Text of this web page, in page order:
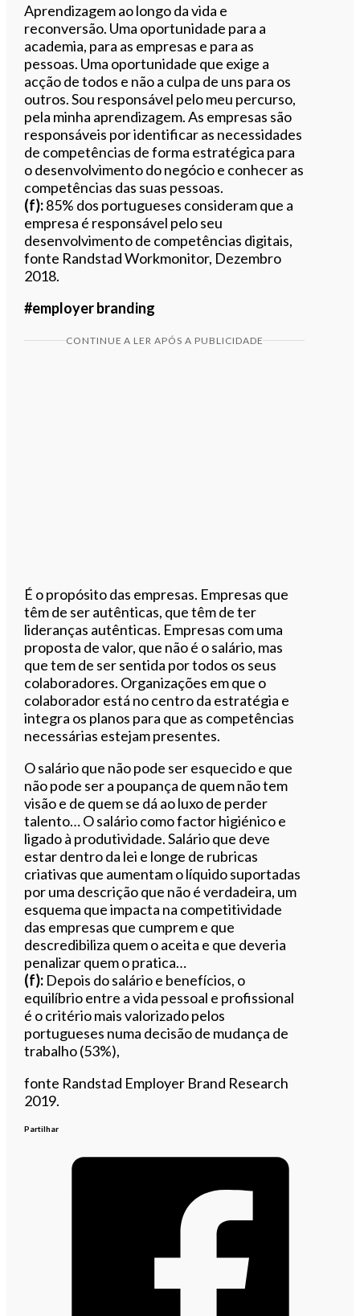
Aprendizagem ao longo da vida e
reconversão. Uma oportunidade para a
academia, para as empresas e para as
pessoas. Uma oportunidade que exige a
acção de todos e não a culpa de uns para os
outros. Sou responsável pelo meu percurso,
pela minha aprendizagem. As empresas são
responsáveis por identificar as necessidades
de competências de forma estratégica para
o desenvolvimento do negócio e conhecer as
competências das suas pessoas.
(f):85% dos portugueses consideram que a
empresa é responsável pelo seu
desenvolvimento de competências digitais,
fonte Randstad Workmonitor, Dezembro
2018.
#employer branding
CONTINUE A LER APÓS A PUBLICIDADE
É o propósito das empresas. Empresas que
têm de ser autênticas, que têm de ter
lideranças autênticas. Empresas com uma
proposta de valor, que não é o salário, mas
que tem de ser sentida por todos os seus
colaboradores. Organizações em que o
colaborador está no centro da estratégia e
integra os planos para que as competências
necessárias estejam presentes.
O salário que não pode ser esquecido e que
não pode ser a poupança de quem não tem
visão e de quem se dá ao luxo de perder
talento… O salário como factor higiénico e
ligado à produtividade. Salário que deve
estar dentro da lei e longe de rubricas
criativas que aumentam o líquido suportadas
por uma descrição que não é verdadeira, um
esquema que impacta na competitividade
das empresas que cumprem e que
descredibiliza quem o aceita e que deveria
penalizar quem o pratica…
(f): Depois do salário e benefícios, o
equilíbrio entre a vida pessoal e profissional
é o critério mais valorizado pelos
portugueses numa decisão de mudança de
trabalho (53%),
fonte Randstad Employer Brand Research
2019.
Partilhar